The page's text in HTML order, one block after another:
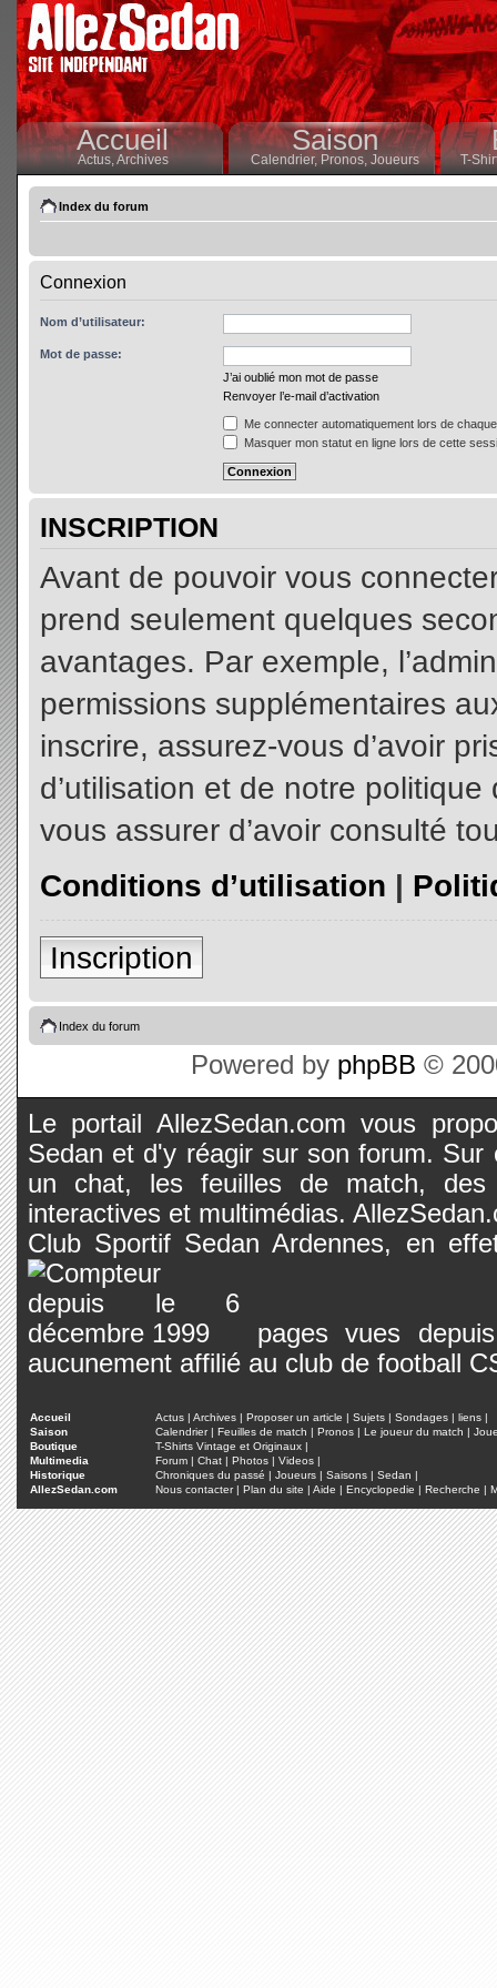
Accueil
Actus,Archives
Saison
Calendrier,Pronos, Joueurs T-
Index du forum
Connexion
Nom d’utilisateur:
Mot de passe:
J’ai oublié mon mot de passe
Renvoyer l’e-mail d’activation
Me connecter automatiquement lors de
Masquer mon statut en ligne lors de cette
INSCRIPTION
Avant de pouvoir vous
prend seulement quelques
avantages. Par exemple,
permissions supplémentaires
inscrire, assurez-vous d’avoir
d’utilisation et de notre
vous assurer d’avoir consulté
Conditions d’utilisation |
Inscription
Index du forum
Powered by phpBB ©
Le portail AllezSedan.com vous
Sedan et d'y réagir sur son forum.
un chat, les feuilles de match, des
interactives et multimédias.
Club Sportif Sedan Ardennes, en
pages vues
aucunement affilié au club de football
Accueil Actus | Archives | Proposer un article | Sujets | Sondages | liens |
Saison
Calendrier| Feuilles de match | Pronos | Le joueur du match |
Boutique
T-Shirts Vintage et Originaux |
Multimedia
Forum | Chat | Photos | Videos |
Historique
Chroniques du passé | Joueurs | Saisons | Sedan |
AllezSedan.com
Nous contacter| Plan du site | Aide | Encyclopedie | Recherche |